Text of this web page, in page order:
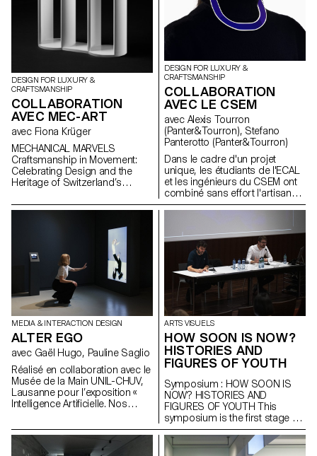
DESIGN FOR LUXURY &
CRAFTSMANSHIP
COLLABORATION
AVEC MEC-ART
avec Fiona Krüger
MECHANICAL MARVELS
Craftsmanship in Movement:
Celebrating Design and the
Heritage of Switzerland’s
DESIGN FOR LUXURY &
CRAFTSMANSHIP
COLLABORATION
AVEC LE CSEM
avec Alexis Tourron
(Panter&Tourron), Stefano
Panterotto (Panter&Tourron)
Dans le cadre d'un projet
unique, les étudiants de l'ECAL
et les ingénieurs du CSEM ont
combiné sans effort l'artisanat
moderne et les
une série de bijoux innovants
"Couleurs structurelles".
MEDIA & INTERACTION DESIGN
ALTER EGO
avec Gaël Hugo, Pauline Saglio
Réalisé en collaboration avec le
Musée de la Main UNIL-CHUV,
Lausanne pour l’exposition «
Intelligence Artificielle. Nos
« Alter Ego » interroge la notion
de reflet numérique. Elle met en
ARTS VISUELS
HOW SOON IS NOW?
HISTORIES AND
FIGURES OF YOUTH
Symposium : HOW SOON IS
NOW? HISTORIES AND
FIGURES OF YOUTH This
symposium is the first stage of
the research project How Soon
Is Now? Histories and Figures
of Youth. It questions “youth” as